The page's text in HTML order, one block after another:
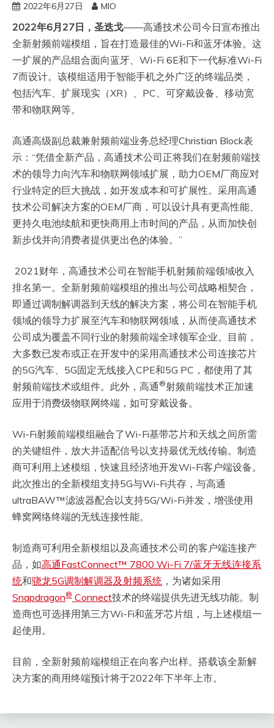
2022年6月27日 MIO
2022年6月 27日，圣迭戈——高通技术公司今日宣布推出
全新射频前端模组，旨在打造最佳的Wi-Fi和蓝牙体验。这
一扩展的产品组合面向蓝牙、Wi-Fi 6E和下一代标准Wi-Fi
7而设计。该模组适用于智能手机之外广泛的终端品类，
包括汽车、扩展现实（XR）、PC、可穿戴设备、移动宽
带和物联网等。
高通高级副总裁兼射频前端业务总经理Christian Block表
示：“凭借全新产品，高通技术公司正将我们在射频前端技
术的领导力向汽车和物联网领域扩展，助力OEM厂商应对
行业特定的巨大挑战，如开发成本和可扩展性。采用高通
技术公司解决方案的OEM厂商，可以设计具有更高性能、
更持久电池续航和更快商用上市时间的产品，从而加快创
新步伐并向消费者提供更出色的体验。”
2021财年，高通技术公司在智能手机射频前端领域收入
排名第一。全新射频前端模组的推出与公司战略相契合，
即通过调制解调器到天线的解决方案，将公司在智能手机
领域的领导力扩展至汽车和物联网领域，从而使高通技术
公司成为覆盖不同行业的射频前端全球领军企业。目前，
大多数已发布或正在开发中的采用高通技术公司连接芯片
的5G汽车、5G固定无线接入CPE和5G PC，都使用了其
射频前端技术或组件。此外，高通 ®射频前端技术正加速
应用于消费级物联网终端，如可穿戴设备。
Wi-Fi射频前端模组融合了Wi-Fi基带芯片和天线之间所需
的关键组件，放大并适配信号以支持最优无线传输。制造
商可利用上述模组，快速且经济地开发Wi-Fi客户端设备。
此次推出的全新模组支持5G与Wi-Fi共存，与高通
ultraBAW™滤波器配合以支持5G/Wi-Fi并发，增强使用
蜂窝网络终端的无线连接性能。
制造商可利用全新模组以及高通技术公司的客户端连接产
品，如高通FastConnect™ 7800 Wi-Fi 7/蓝牙无线连接系
统和骁龙5G调制解调器及射频系统 ，为诸如采用
Snapdragon® Connect技术的终端提供先进无线功能。制
造商也可选择用第三方Wi-Fi和蓝牙芯片组，与上述模组一
起使用。
目前，全新射频前端模组正在向客户出样。搭载该全新解
决方案的商用终端预计将于2022年下半年上市。